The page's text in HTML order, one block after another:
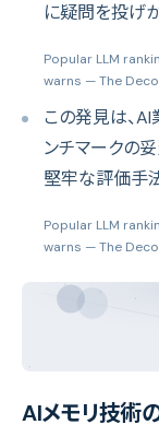
に疑問を投げ
Popular LLM
warns — The
この発見は、
ンチマークの
堅牢な評価手
Popular LLM
warns — The
AIメモリ技術